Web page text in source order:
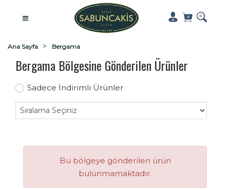
Ana Sayfa Bergama
Bergama Bölgesine Gönderilen Ürünler
Sadece İndirimli Ürünler
Bu bölgeye gönderilen ürün
bulunmamaktadır.